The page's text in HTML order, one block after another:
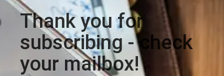
Thank you for
subscribing - check
your mailbox!